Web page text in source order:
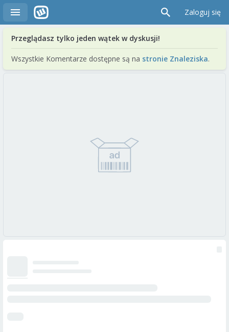
Zaloguj się
Przeglądasz tylko jeden wątek w dyskusji!
Wszystkie Komentarze dostępne są na stronie Znaleziska.